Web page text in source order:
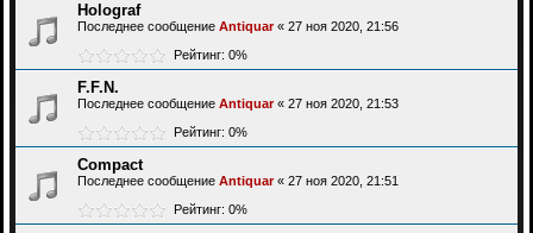
Holograf
Последнее сообщение Antiquar« 27 ноя 2020, 21:56
Рейтинг: 0%
F.F.N.
Последнее сообщение Antiquar« 27 ноя 2020, 21:53
Рейтинг: 0%
Compact
Последнее сообщение Antiquar« 27 ноя 2020, 21:51
Рейтинг: 0%